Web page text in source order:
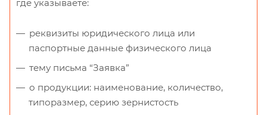
где указываете:
реквизиты юридического лица или
паспортные данные физического лица
тему письма “Заявка”
о продукции: наименование, количество,
типоразмер, серию зернистость